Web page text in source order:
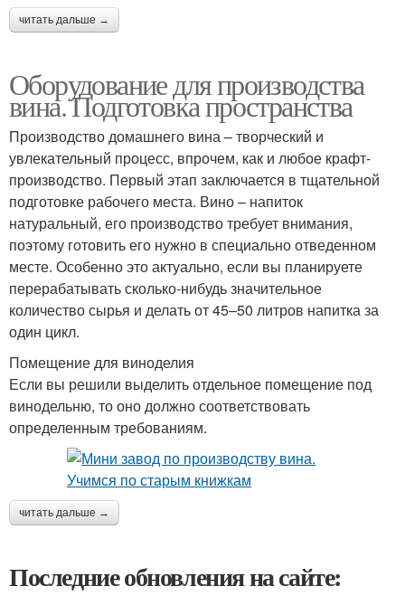
читать дальше →
Оборудование для производства
вина. Подготовка пространства
Производство домашнего вина – творческий и
увлекательный процесс, впрочем, как и любое крафт-
производство. Первый этап заключается в тщательной
подготовке рабочего места. Вино – напиток
натуральный, его производство требует внимания,
поэтому готовить его нужно в специально отведенном
месте. Особенно это актуально, если вы планируете
перерабатывать сколько-нибудь значительное
количество сырья и делать от 45–50 литров напитка за
один цикл.
Помещение для виноделия
Если вы решили выделить отдельное помещение под
винодельню, то оно должно соответствовать
определенным требованиям.
читать дальше →
Последние обновления на сайте: